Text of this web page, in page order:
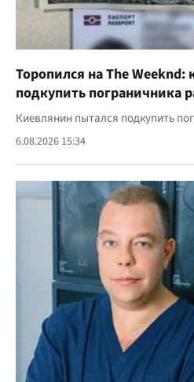
Торопился на The
подкупить пограничника
Киевлянин пытался подкупить
6.08.2026 15:34